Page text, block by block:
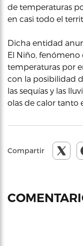
de temperaturas
en casi todo el
Dicha entidad
El Niño,
temperaturas por
con la posibilidad
las sequías y las
olas de calor tanto
Compartir